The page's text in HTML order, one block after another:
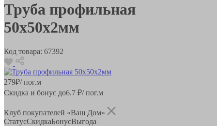
Труба профильная
50х50х2мм
Код товара: 67392
279₽/ пог.м
Скидка и бонус до6.7 ₽/ пог.м
Клуб покупателей «Ваш Дом»
СтатусСкидкаБонусВыгода